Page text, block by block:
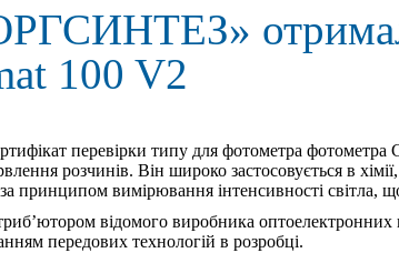
отримало
100 V2
перевірки типу для фотометра фотометра
розчинів. Він широко застосовується в
принципом вимірювання інтенсивності світла,
відомого виробника
передових технологій в розробці.